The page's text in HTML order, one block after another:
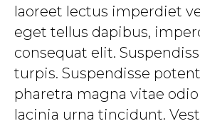
laoreet lectus imperdiet
eget tellus dapibus,
consequat elit.
turpis. Suspendisse
pharetra magna vitae
lacinia urna tincidunt.